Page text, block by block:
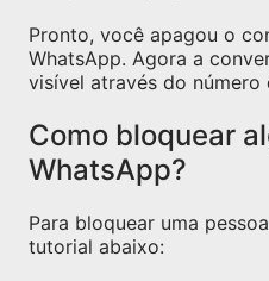
Pronto, você apagou o
WhatsApp. Agora a
visível através do número
Como bloquear
WhatsApp?
Para bloquear uma
tutorial abaixo: